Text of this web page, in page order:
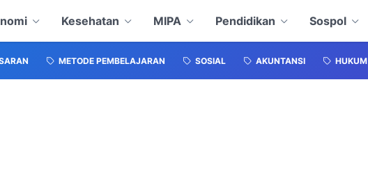
Kesehatan MIPA Pendidikan Sospol
METODE PEMBELAJARAN SOSIAL AKUNTANSI HUKUM